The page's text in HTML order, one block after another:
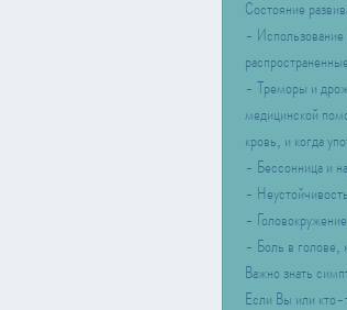
Состояние
- Использование
- Треморы и
медицинской
кровь, и когда
- Бессонница и
-
-
- Боль в голове,
Важно знать
Если Вы или кто-